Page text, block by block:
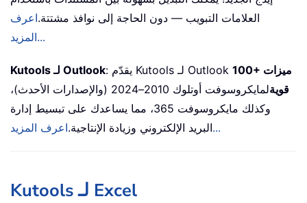
العلامات التبويب — دون الحاجة إلى نوافذ مشتتة.اعرف
المزيد...
Kutools لـ Outlook : يقدّم Kutools لـ Outlook 100+ ميزات
قوية
لمايكروسوفت أوتلوك 2010–2024 (والإصدارات الأحدث)،
وكذلك مايكروسوفت 365، مما يساعدك على تبسيط إدارة
البريد الإلكتروني وزيادة الإنتاجية.اعرف المزيد...
Kutools لـ Excel